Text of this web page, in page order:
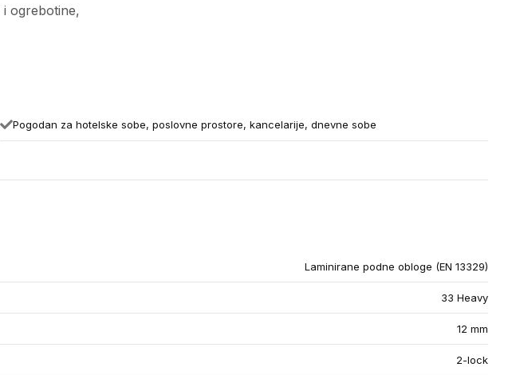
ogrebotine,
Pogodan za hotelske sobe, poslovne prostore, kancelarije, dnevne sobe
Laminirane podne obloge (EN 13329)
33 Heavy
12 mm
2-lock